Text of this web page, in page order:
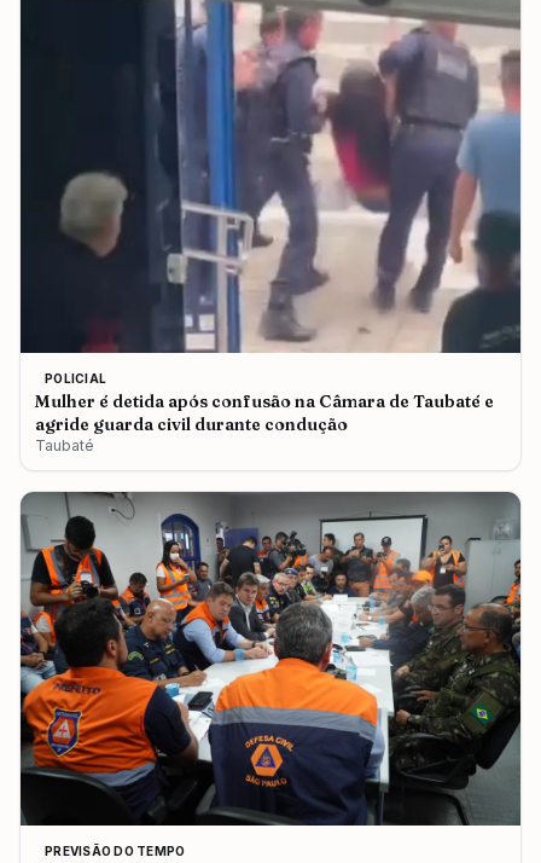
POLICIAL
Mulher é detida após confusão na Câmara de Taubaté e
agride guarda civil durante condução
Taubaté
PREVISÃO DO TEMPO